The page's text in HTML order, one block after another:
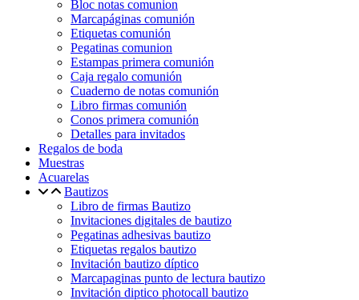
Bloc notas comunion
Marcapáginas comunión
Etiquetas comunión
Pegatinas comunion
Estampas primera comunión
Caja regalo comunión
Cuaderno de notas comunión
Libro firmas comunión
Conos primera comunión
Detalles para invitados
Regalos de boda
Muestras
Acuarelas
Bautizos
Libro de firmas Bautizo
Invitaciones digitales de bautizo
Pegatinas adhesivas bautizo
Etiquetas regalos bautizo
Invitación bautizo díptico
Marcapaginas punto de lectura bautizo
Invitación diptico photocall bautizo